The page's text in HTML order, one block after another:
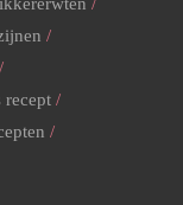
recept